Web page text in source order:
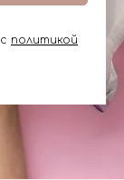
политикой